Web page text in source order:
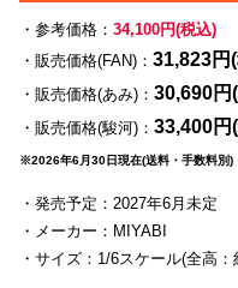
・参考価格： 34,100円(税込)
・販売価格(FAN)： 31,823円
・販売価格(あみ)： 30,690円
・販売価格(駿河)： 33,400円
※2026年6月30日現在(送料・手数料別)
・発売予定：2027年6月未定
・メーカー：MIYABI
・サイズ：1/6スケール(全高